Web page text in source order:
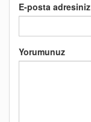
E-posta adresiniz
Yorumunuz